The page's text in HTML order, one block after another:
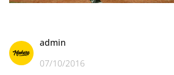
admin
07/10/2016